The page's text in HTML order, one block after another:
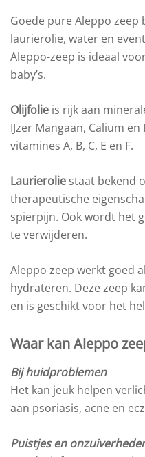
Goede pure Aleppo
laurierolie, water en
Aleppo-zeep is ideaal
baby’s.
Olijfolie is rijk aan
IJzer Mangaan, Calium
vitamines A, B, C, E en F.
Laurierolie staat bekend
therapeutische
spierpijn. Ook wordt het
te verwijderen.
Aleppo zeep werkt goed
hydrateren. Deze zeep
en is geschikt voor het
Waar kan Aleppo
Bij huidproblemen
Het kan jeuk helpen
aan psoriasis, acne en
Puistjes en